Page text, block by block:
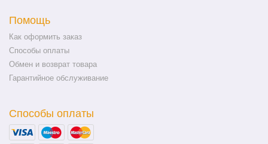
Помощь
Как оформить заказ
Способы оплаты
Обмен и возврат товара
Гарантийное обслуживание
Способы оплаты